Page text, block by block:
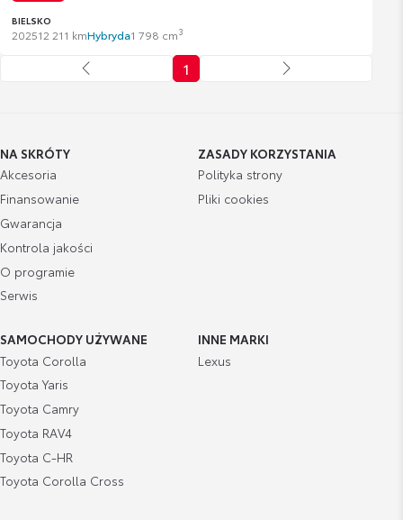
BIELSKO
202512 211 kmHybryda1 798 cm3
1
NA SKRÓTY
Akcesoria
Finansowanie
Gwarancja
Kontrola jakości
O programie
Serwis
ZASADY KORZYSTANIA
Polityka strony
Pliki cookies
SAMOCHODY UŻYWANE
Toyota Corolla
Toyota Yaris
Toyota Camry
Toyota RAV4
Toyota C-HR
Toyota Corolla Cross
INNE MARKI
Lexus